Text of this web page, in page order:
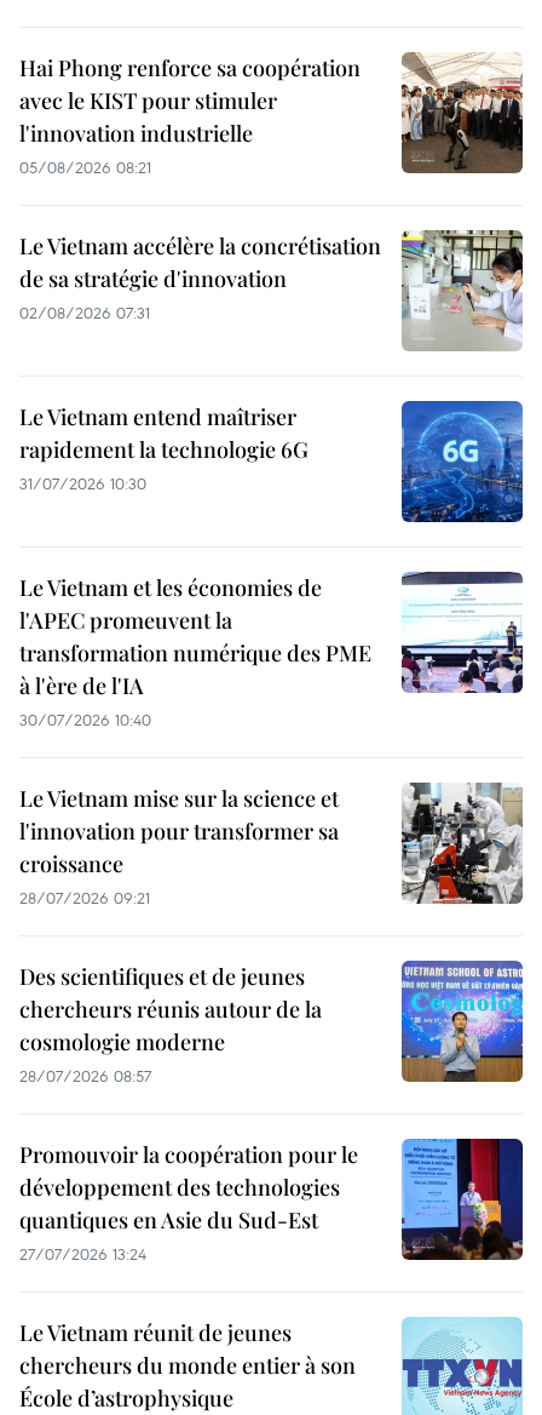
Hai Phong renforce sa coopération
avec le KIST pour stimuler
l'innovation industrielle
05/08/2026 08:21
Le Vietnam accélère la concrétisation
de sa stratégie d'innovation
02/08/2026 07:31
Le Vietnam entend maîtriser
rapidement la technologie 6G
31/07/2026 10:30
Le Vietnam et les économies de
l'APEC promeuvent la
transformation numérique des PME
à l'ère de l'IA
30/07/2026 10:40
Le Vietnam mise sur la science et
l'innovation pour transformer sa
croissance
28/07/2026 09:21
Des scientifiques et de jeunes
chercheurs réunis autour de la
cosmologie moderne
28/07/2026 08:57
Promouvoir la coopération pour le
développement des technologies
quantiques en Asie du Sud-Est
27/07/2026 13:24
Le Vietnam réunit de jeunes
chercheurs du monde entier à son
École d’astrophysique